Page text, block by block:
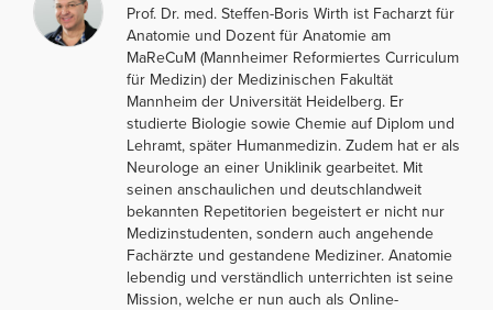
Prof. Dr. med. Steffen-Boris Wirth ist Facharzt für
Anatomie und Dozent für Anatomie am
MaReCuM (Mannheimer Reformiertes Curriculum
für Medizin) der Medizinischen Fakultät
Mannheim der Universität Heidelberg. Er
studierte Biologie sowie Chemie auf Diplom und
Lehramt, später Humanmedizin. Zudem hat er als
Neurologe an einer Uniklinik gearbeitet. Mit
seinen anschaulichen und deutschlandweit
bekannten Repetitorien begeistert er nicht nur
Medizinstudenten, sondern auch angehende
Fachärzte und gestandene Mediziner. Anatomie
lebendig und verständlich unterrichten ist seine
Mission, welche er nun auch als Online-